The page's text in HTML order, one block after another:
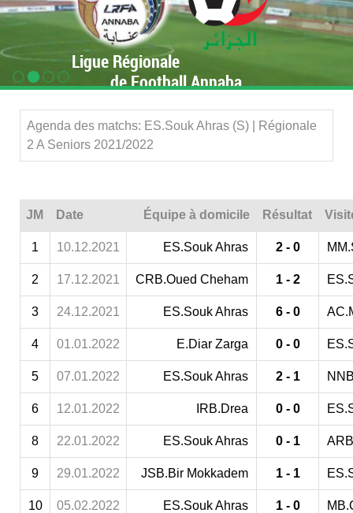
Ligue Régionale
de Football Annaba
Agenda des matchs: ES.Souk Ahras (S) | Régionale
2 A Seniors 2021/2022
JM Date Équipe à domicile Résultat
1 10.12.2021 ES.Souk Ahras 2 - 0
2 17.12.2021 CRB.Oued Cheham 1 - 2
3 24.12.2021 ES.Souk Ahras 6 - 0
4 01.01.2022 E.Diar Zarga 0 - 0
5 07.01.2022 ES.Souk Ahras 2 - 1
6 12.01.2022 IRB.Drea 0 - 0
8 22.01.2022 ES.Souk Ahras 0 - 1
9 29.01.2022 JSB.Bir Mokkadem 1 - 1
10 05.02.2022 ES.Souk Ahras 1 - 0